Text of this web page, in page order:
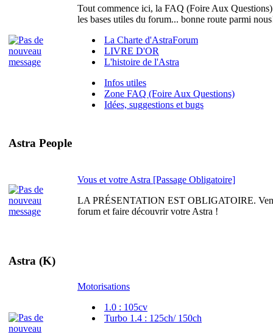
Tout commence ici, la FAQ (Foire Aux
les bases utiles du forum... bonne route parmi
La Charte d'AstraForum
LIVRE D'OR
L'histoire de l'Astra
Infos utiles
Zone FAQ (Foire Aux Questions)
Idées, suggestions et bugs
Astra People
Vous et votre Astra [Passage Obligatoire]
LA PRÉSENTATION EST OBLIGATOIRE.
forum et faire découvrir votre Astra !
Astra (K)
Motorisations
1.0 : 105cv
Turbo 1.4 : 125ch/ 150ch